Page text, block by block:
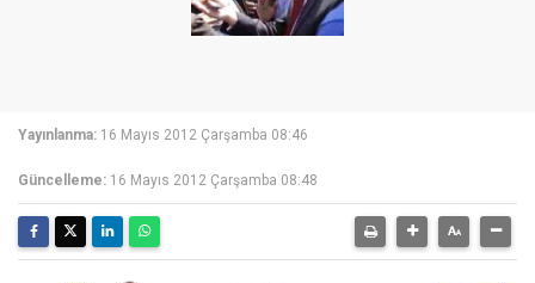
Yayınlanma: 16 Mayıs 2012 Çarşamba 08:46
Güncelleme: 16 Mayıs 2012 Çarşamba 08:48